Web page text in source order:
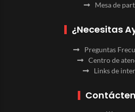
Mesa de
¿Necesitas
Preguntas
Centro de
Links de